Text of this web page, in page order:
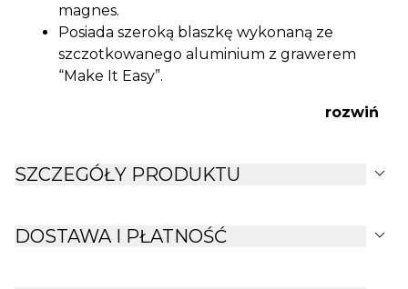
magnes.
Posiada szeroką blaszkę wykonaną ze
szczotkowanego aluminium z grawerem
“Make It Easy”.
rozwiń
SZCZEGÓŁY PRODUKTU expand_more
DOSTAWA I PŁATNOŚĆ expand_more